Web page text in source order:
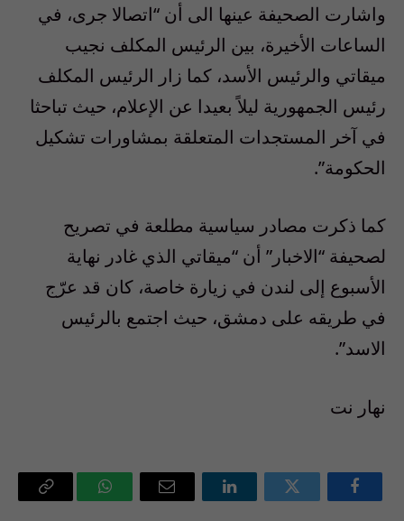
واشارت الصحيفة عينها الى أن “اتصالا جرى، في
الساعات الأخيرة، بين الرئيس المكلف نجيب
ميقاتي والرئيس الأسد، كما زار الرئيس المكلف
رئيس الجمهورية ليلاً بعيدا عن الإعلام، حيث تباحثا
في آخر المستجدات المتعلقة بمشاورات تشكيل
الحكومة”.
كما ذكرت مصادر سياسية مطلعة في تصريح
لصحيفة “الاخبار” أن “ميقاتي الذي غادر نهاية
الأسبوع إلى لندن في زيارة خاصة، كان قد عرّج
في طريقه على دمشق، حيث اجتمع بالرئيس
الاسد”.
نهار نت
فيسبوك تويتر لينكدإن
البريد
واتساب Copy